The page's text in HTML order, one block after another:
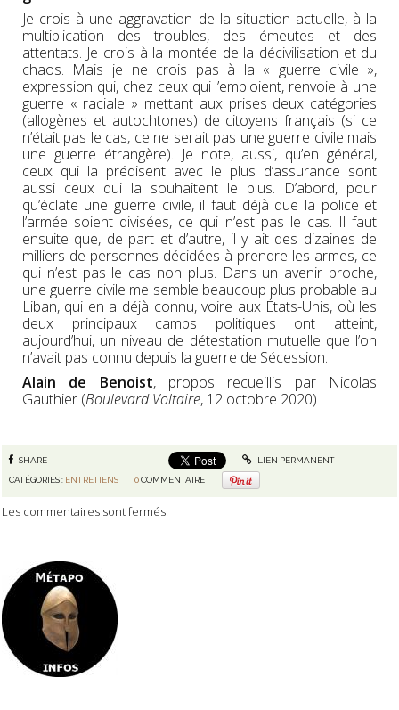
Je crois à une aggravation de la situation actuelle, à la
multiplication des troubles, des émeutes et des
attentats. Je crois à la montée de la décivilisation et du
chaos. Mais je ne crois pas à la « guerre civile »,
expression qui, chez ceux qui l’emploient, renvoie à une
guerre « raciale » mettant aux prises deux catégories
(allogènes et autochtones) de citoyens français (si ce
n’était pas le cas, ce ne serait pas une guerre civile mais
une guerre étrangère). Je note, aussi, qu’en général,
ceux qui la prédisent avec le plus d’assurance sont
aussi ceux qui la souhaitent le plus. D’abord, pour
qu’éclate une guerre civile, il faut déjà que la police et
l’armée soient divisées, ce qui n’est pas le cas. Il faut
ensuite que, de part et d’autre, il y ait des dizaines de
milliers de personnes décidées à prendre les armes, ce
qui n’est pas le cas non plus. Dans un avenir proche,
une guerre civile me semble beaucoup plus probable au
Liban, qui en a déjà connu, voire aux États-Unis, où les
deux principaux camps politiques ont atteint,
aujourd’hui, un niveau de détestation mutuelle que l’on
n’avait pas connu depuis la guerre de Sécession.
Alain de Benoist, propos recueillis par Nicolas
Gauthier (Boulevard Voltaire, 12 octobre 2020)
SHARE
LIEN PERMANENT
CATÉGORIES : ENTRETIENS 0 COMMENTAIRE
Les commentaires sont fermés.